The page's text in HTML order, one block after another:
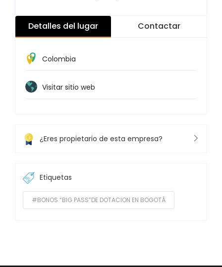
Detalles del lugar Contactar
Colombia
Visitar sitio web
¿Eres propietario de esta empresa?
Etiquetas
#BONOS “BIG PASS”DE DOTACION EN BOGOTÁ